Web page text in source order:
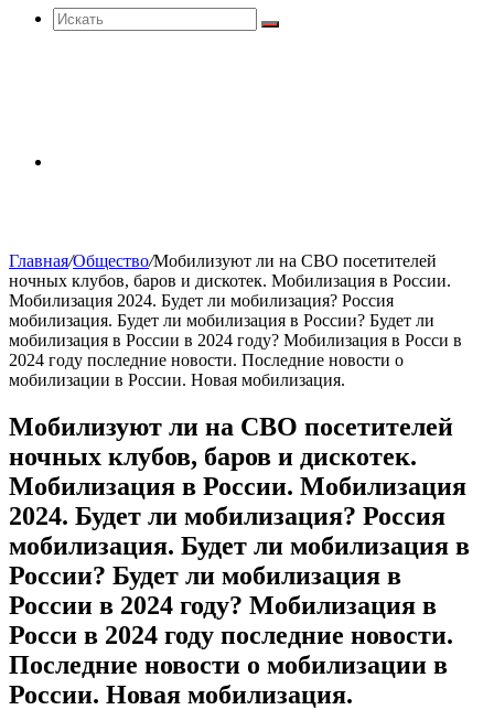
Искать
Главная/Общество/Мобилизуют ли на СВО посетителей
ночных клубов, баров и дискотек. Мобилизация в России.
Мобилизация 2024. Будет ли мобилизация? Россия
мобилизация. Будет ли мобилизация в России? Будет ли
мобилизация в России в 2024 году? Мобилизация в Росси в
2024 году последние новости. Последние новости о
мобилизации в России. Новая мобилизация.
Мобилизуют ли на СВО посетителей
ночных клубов, баров и дискотек.
Мобилизация в России. Мобилизация
2024. Будет ли мобилизация? Россия
мобилизация. Будет ли мобилизация в
России? Будет ли мобилизация в
России в 2024 году? Мобилизация в
Росси в 2024 году последние новости.
Последние новости о мобилизации в
России. Новая мобилизация.